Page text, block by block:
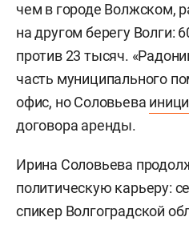
чем в городе Волжском,
на другом берегу Волги:
против 23 тысяч.
часть муниципального
офис, но Соловьева
договора аренды.
Ирина Соловьева
политическую карьеру:
спикер Волгоградской